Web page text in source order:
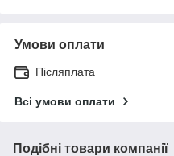
Умови оплати
Післяплата
Всі умови оплати
Подібні товари компанії